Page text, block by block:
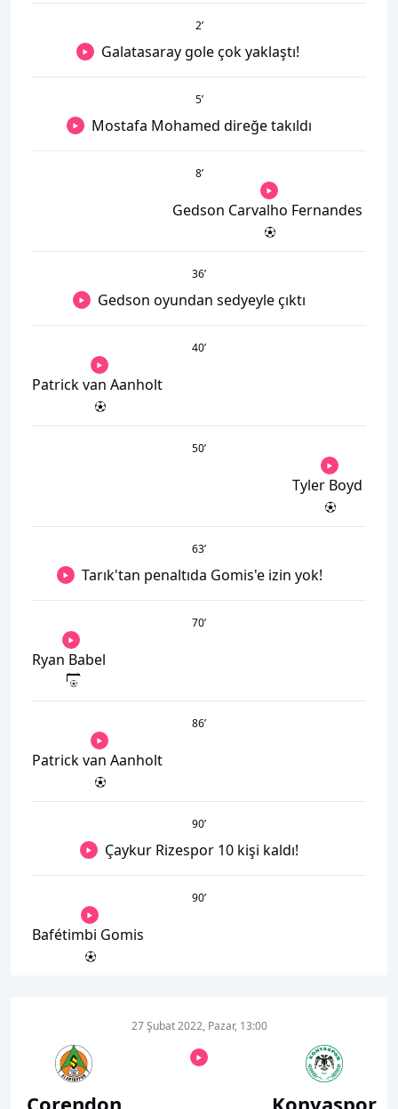
2’
Galatasaray gole çok yaklaştı!
5’
Mostafa Mohamed direğe takıldı
8’
Gedson Carvalho Fernandes
36’
Gedson oyundan sedyeyle çıktı
40’
Patrick van Aanholt
50’
Tyler Boyd
63’
Tarık'tan penaltıda Gomis'e izin yok!
70’
Ryan Babel
86’
Patrick van Aanholt
90’
Çaykur Rizespor 10 kişi kaldı!
90’
Bafétimbi Gomis
Corendon
27 Şubat 2022, Pazar, 13:00
Konyaspor